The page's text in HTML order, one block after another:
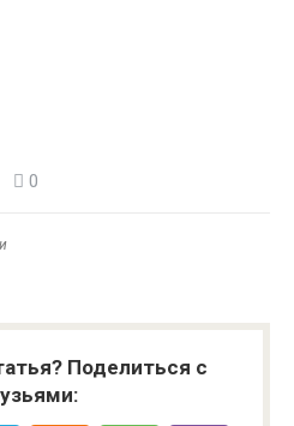
0
Поделиться с